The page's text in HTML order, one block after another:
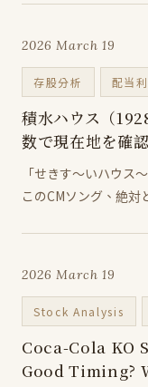
2026 March 19
存股分析 配当
積水ハウス（
数で現在地を確
「せきす～いハウ
このCMソング、絶対
2026 March 19
Stock Analysis
Coca-Cola KO
Good Timing?